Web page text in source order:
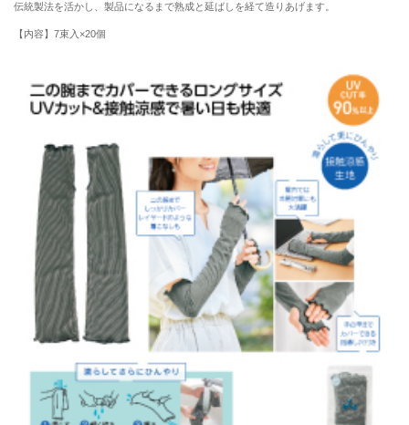
伝統製法を活かし、製品になるまで熟成と延ばしを経て造りあげます。
【内容】7束入×20個